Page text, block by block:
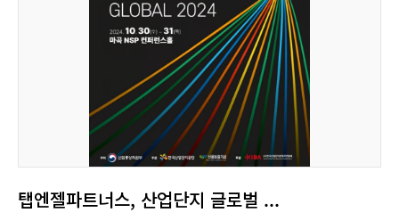
탭엔젤파트너스, 산업단지 글로벌 ...